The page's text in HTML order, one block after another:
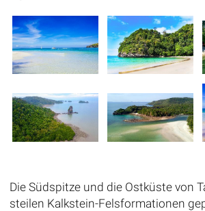
Die Südspitze und die Ostküste von
steilen Kalkstein-Felsformationen